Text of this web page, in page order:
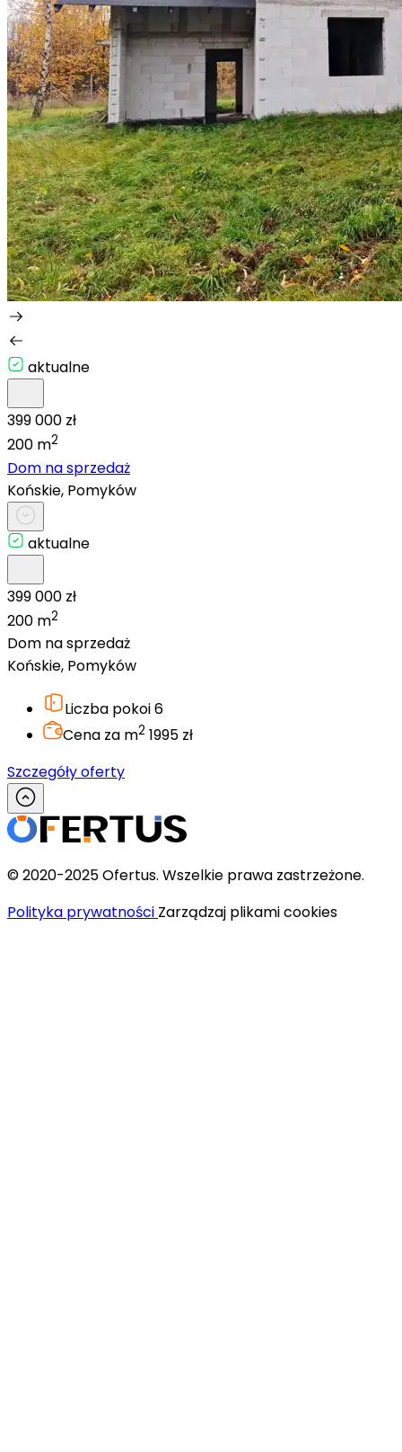
aktualne
399 000 zł
200 m2
Dom na sprzedaż
Końskie, Pomyków
aktualne
399 000 zł
200 m2
Dom na sprzedaż
Końskie, Pomyków
Liczba pokoi6
Cena za m2 1995 zł
Szczegóły oferty
© 2020-2025 Ofertus. Wszelkie prawa zastrzeżone.
Polityka prywatności Zarządzaj plikami cookies